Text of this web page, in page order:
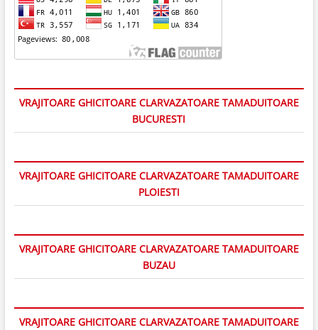
VRAJITOARE GHICITOARE CLARVAZATOARE TAMADUITOARE
BUCURESTI
VRAJITOARE GHICITOARE CLARVAZATOARE TAMADUITOARE
PLOIESTI
VRAJITOARE GHICITOARE CLARVAZATOARE TAMADUITOARE
BUZAU
VRAJITOARE GHICITOARE CLARVAZATOARE TAMADUITOARE